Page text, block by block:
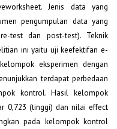
Jenis data yang
pengumpulan data yang
test dan post-test). Teknik
ini yaitu uji keefektifan e-
eksperimen dengan
terdapat perbedaan
kontrol. Hasil kelompok
0,723 (tinggi) dan nilai effect
pada kelompok kontrol